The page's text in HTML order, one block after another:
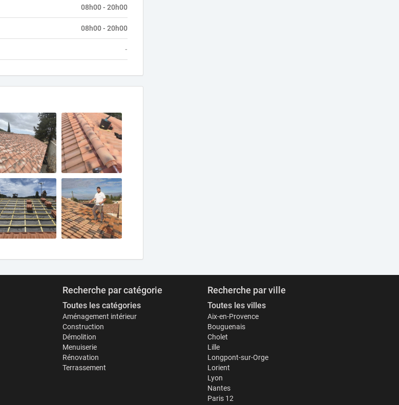
08h00 - 20h00
08h00 - 20h00
-
Recherche par catégorie
Toutes les catégories
Aménagement intérieur
Construction
Démolition
Menuiserie
Rénovation
Terrassement
Recherche par ville
Toutes les villes
Aix-en-Provence
Bouguenais
Cholet
Lille
Longpont-sur-Orge
Lorient
Lyon
Nantes
Paris 12